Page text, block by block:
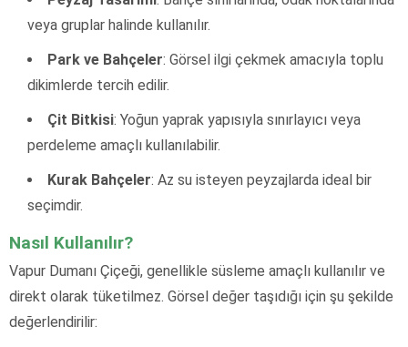
veya gruplar halinde kullanılır.
Park ve Bahçeler: Görsel ilgi çekmek amacıyla toplu
dikimlerde tercih edilir.
Çit Bitkisi: Yoğun yaprak yapısıyla sınırlayıcı veya
perdeleme amaçlı kullanılabilir.
Kurak Bahçeler: Az su isteyen peyzajlarda ideal bir
seçimdir.
Nasıl Kullanılır?
Vapur Dumanı Çiçeği, genellikle süsleme amaçlı kullanılır ve
direkt olarak tüketilmez. Görsel değer taşıdığı için şu şekilde
değerlendirilir: